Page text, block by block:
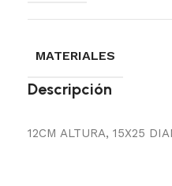
MATERIALES
Descripción
12CM ALTURA, 15X25